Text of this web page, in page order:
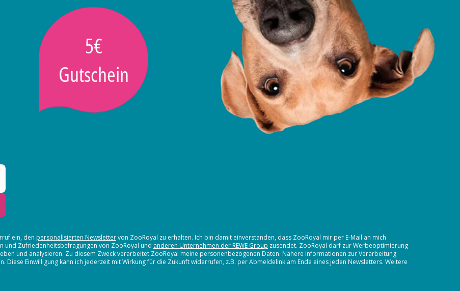
5€
Gutschein
ein, den personalisierten Newslettervon ZooRoyal zu erhalten. Ich bin damit einverstanden, dass ZooRoyal mir per E-Mail an mich
und Zufriedenheitsbefragungen von ZooRoyal und anderen Unternehmen der REWE Group zusendet. ZooRoyal darf zur Werbeoptimierung
und analysieren. Zu diesem Zweck verarbeitet ZooRoyal meine personenbezogenen Daten. Nähere Informationen zur Verarbeitung
Diese Einwilligung kann ich jederzeit mit Wirkung für die Zukunft widerrufen, z.B. per Abmeldelink am Ende eines jeden Newsletters. Weitere